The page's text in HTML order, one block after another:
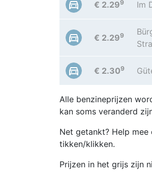
€ 2.299 Im
€ 2.299
€ 2.309
Alle benzineprijzen
kan soms veranderd
Net getankt? Help
tikken/klikken.
Prijzen in het grijs zijn